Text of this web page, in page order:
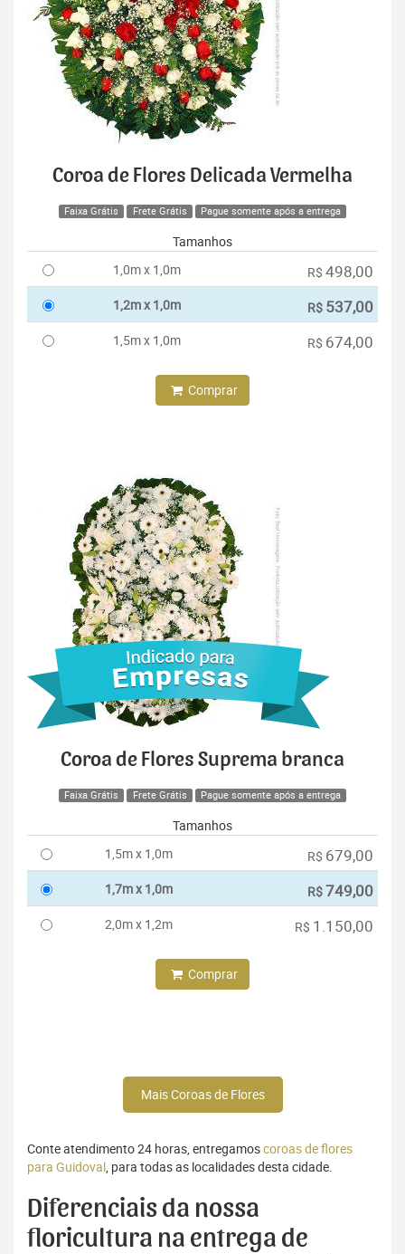
Coroa de Flores Delicada Vermelha
Faixa Grátis Frete Grátis Pague somente após a entrega
Tamanhos
1,0m x 1,0m
R$ 498,00
1,2m x 1,0m R$ 537,00
1,5m x 1,0m R$ 674,00
Comprar
Coroa de Flores Suprema branca
Faixa Grátis Frete Grátis Pague somente após a entrega
Tamanhos
1,5m x 1,0m
R$ 679,00
1,7m x 1,0m R$749,00
2,0m x 1,2m R$ 1.150,00
Comprar
Mais Coroas de Flores
Conte atendimento 24 horas, entregamoscoroas de flores
para Guidoval, para todas as localidades desta cidade.
Diferenciais da nossa
floricultura na entrega de